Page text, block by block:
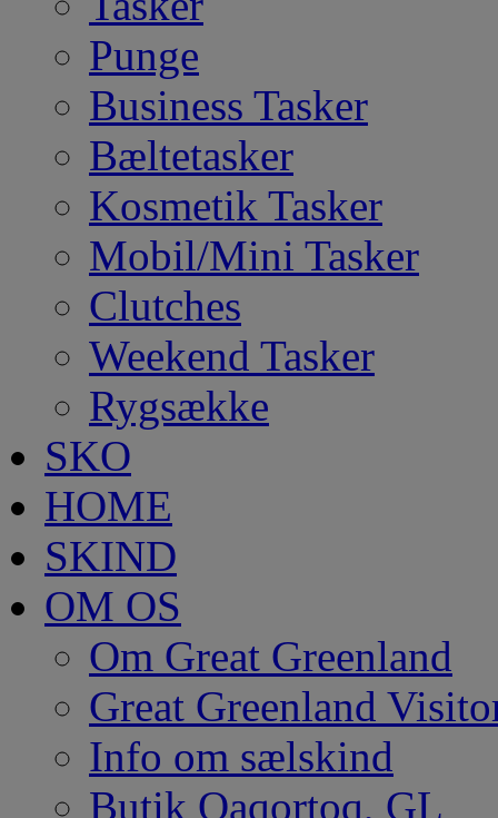
Punge
Business Tasker
Bæltetasker
Kosmetik Tasker
Mobil/Mini Tasker
Clutches
Weekend Tasker
Rygsække
SKO
HOME
SKIND
OM OS
Om Great Greenland
Great Greenland
Info om sælskind
Butik Qaqortoq, GL